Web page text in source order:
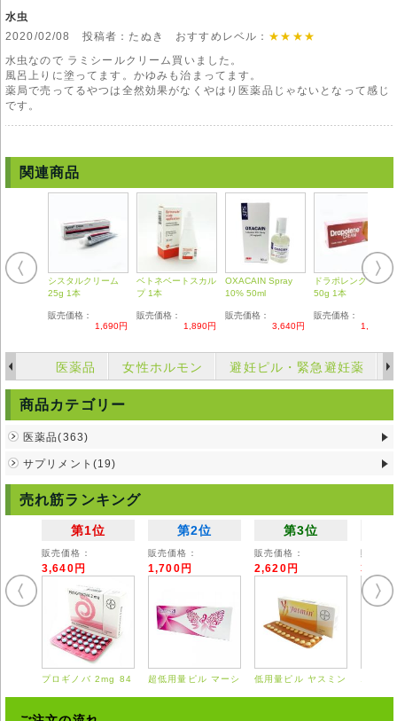
は控えて下さい。
また、妊娠中、授乳中の方、若しくは、妊娠の可能性のある方は、使用し
ないで下さい。これらの方に対する安全性の確証は得られていません。
12歳未満の子供の使用はできません。
目には使用することはできません。万一、目に入った場合は、すぐに流水
で十分に目を洗い、医師の診察を受けてください。
医師の指示を受けないで、自分の判断で使用を中止しないでください。
◆本剤は国内では医師の処方を必要とする【要指示薬】です。本剤の説明
見解 と異なる場合がありますのでご留意ください。
◆輸入医薬品はご自身の責任の上で、他者に譲渡せずご自身にてご使用く
ださい。
◆詳細は掛かり付けの医師または薬剤師にご相談ください。
◆弊社ではどのような責任も受けかねますのでご了承ください。
水虫
2020/02/08 投稿者：たぬき おすすめレベル： ★★★★
水虫なので ラミシールクリーム買いました。
風呂上りに塗ってます。かゆみも治まってます。
薬局で売ってるやつは全然効果がなくやはり医薬品じゃないとなって感じ
です。
関連商品
シスタルクリーム
25g 1本
販売価格：
1,690円
ベトネベートスカル
プ 1本
販売価格：
1,890円
OXACAIN Spray
10% 50ml
販売価格：
3,640円
ドラポレンクリーム
50g 1本
販売価格：
1,700円
医薬品 女性ホルモン 避妊ピル・緊急避妊薬
商品カテゴリー
医薬品(363)
サプリメント(19)
売れ筋ランキング
第1位
販売価格：
3,640円
プロギノバ 2mg 84
第2位
販売価格：
1,700円
超低用量ピル マーシ
第3位
販売価格：
2,620円
低用量ピル ヤスミン
3,550